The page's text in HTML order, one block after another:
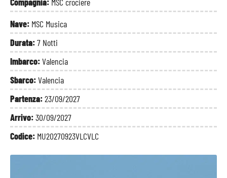
Nave: MSC Musica
Durata:7 Notti
Imbarco:Valencia
Sbarco:Valencia
Partenza:23/09/2027
Arrivo:30/09/2027
Codice: MU20270923VLCVLC